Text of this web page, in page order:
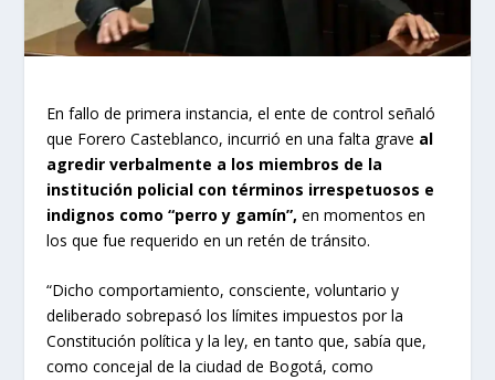
En fallo de primera instancia, el ente de control señaló
que Forero Casteblanco, incurrió en una falta grave al
agredir verbalmente a los miembros de la
institución policial con términos irrespetuosos e
indignos como “perro y gamín”,en momentos en
los que fue requerido en un retén de tránsito.
“Dicho comportamiento, consciente, voluntario y
deliberado sobrepasó los límites impuestos por la
Constitución política y la ley, en tanto que, sabía que,
como concejal de la ciudad de Bogotá, como